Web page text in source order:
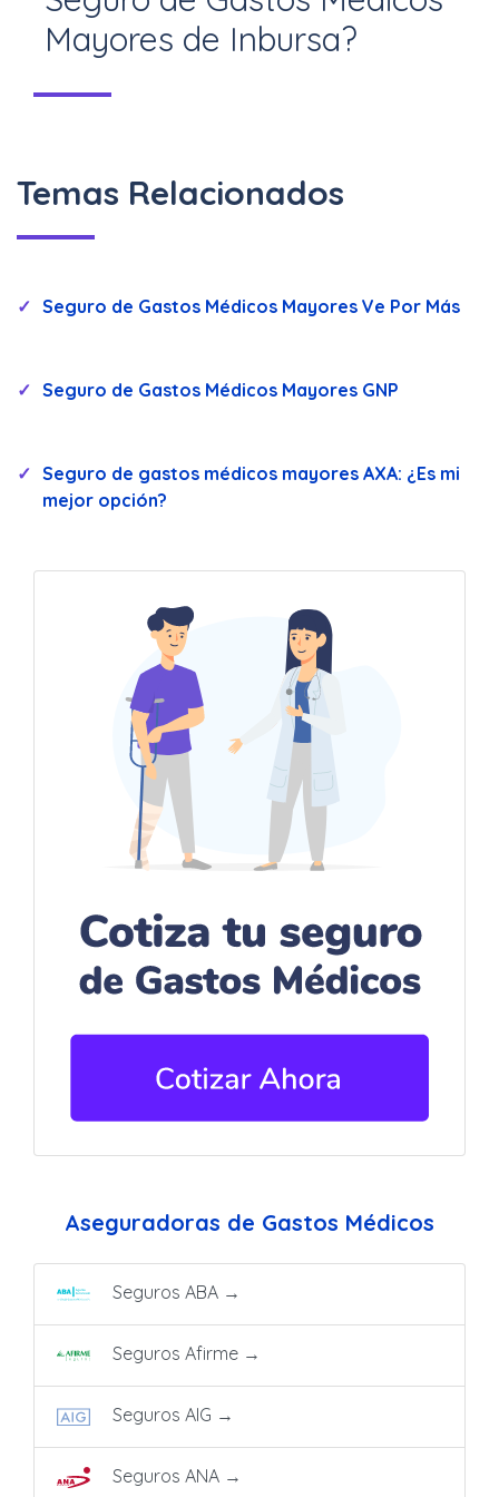
vitalicia. Hombres mayores de 50
años y mujeres mayores de 55 solo
Mayores de Inbursa?
coberturas, elegir el plan ideal y
obtener descuentos exclusivos de
Temas Relacionados
Seguro de Gastos Médicos Mayores Ve Por Más
Seguro de Gastos Médicos Mayores GNP
Seguro de gastos médicos mayores AXA: ¿Es mi
mejor opción?
Aseguradoras de Gastos Médicos
Seguros ABA →
Seguros Afirme →
Seguros AIG →
Seguros ANA →